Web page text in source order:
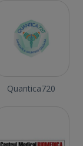
Quantica720